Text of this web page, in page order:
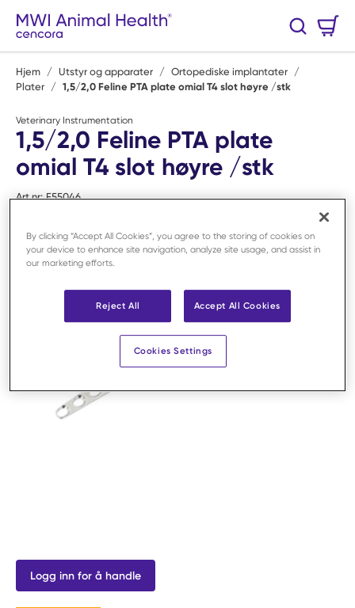
Hopp til hovedinnhold
Søk
Hjem / Utstyr og apparater / Ortopediske implantater /
Plater / 1,5/2,0 Feline PTA plate omial T4 slot høyre /stk
Veterinary Instrumentation
1,5/2,0 Feline PTA plate
omial T4 slot høyre /stk
Art.nr: F55046
Logg inn for å handle
By clicking “Accept All Cookies”, you agree to the storing of cookies on
your device to enhance site navigation, analyze site usage, and assist in
our marketing efforts.
Reject All Accept All Cookies
Cookies Settings